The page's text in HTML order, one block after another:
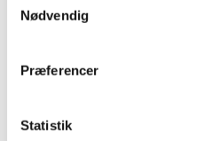
Nødvendig
Præferencer
Statistik
Vingegård
Selvbinder Vingegård i 1919